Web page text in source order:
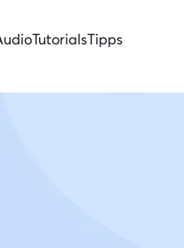
TutorialsTipps